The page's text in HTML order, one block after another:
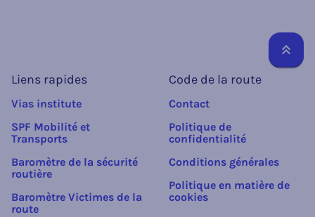
Liens rapides
Vias institute
SPF Mobilité et
Transports
Baromètre de la sécurité
routière
Baromètre Victimes de la
route
Code de la route
Contact
Politique de
confidentialité
Conditions générales
Politique en matière de
cookies